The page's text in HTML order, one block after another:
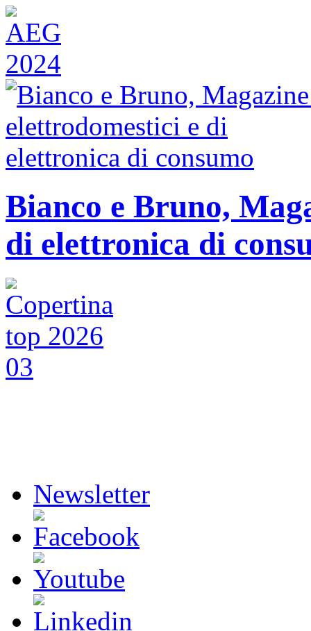
Bianco e Bruno,
di elettronica di
Newsletter